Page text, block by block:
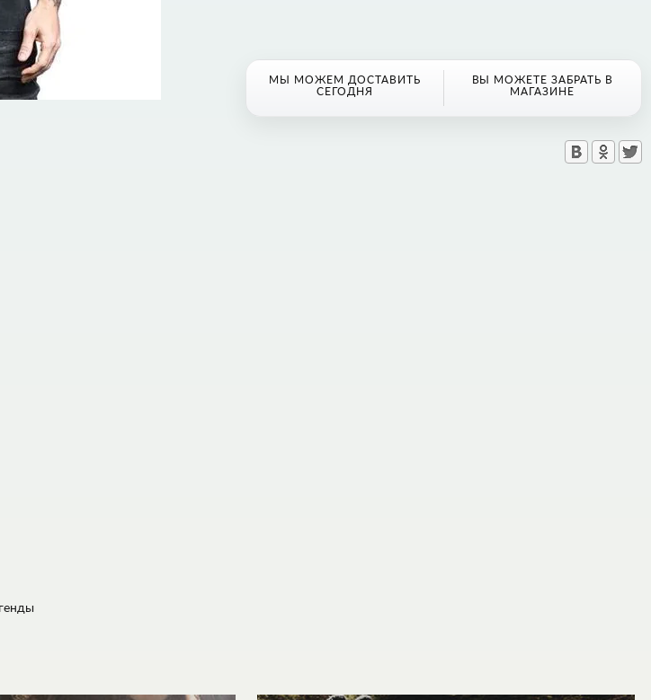
МЫ МОЖЕМ ДОСТАВИТЬ
СЕГОДНЯ
ВЫ МОЖЕТЕ ЗАБРАТЬ В
МАГАЗИНЕ